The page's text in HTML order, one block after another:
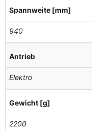
Spannweite [mm]
940
Antrieb
Elektro
Gewicht [g]
2200